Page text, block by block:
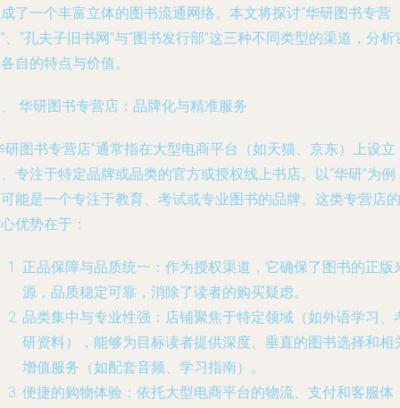
了一个丰富立体的图书流通网络。本文将探讨“华研图书专营
、“孔夫子旧书网”与“图书发行部”这三种不同类型的渠道，分析
自的特点与价值。
华研图书专营店：品牌化与精准服务
研图书专营店”通常指在大型电商平台（如天猫、京东）上设立
专注于特定品牌或品类的官方或授权线上书店。以“华研”为例
能是一个专注于教育、考试或专业图书的品牌。这类专营店的
优势在于：
正品保障与品质统一 ：作为授权渠道，它确保了图书的正版
源，品质稳定可靠，消除了读者的购买疑虑。
品类集中与专业性强 ：店铺聚焦于特定领域（如外语学习、
研资料），能够为目标读者提供深度、垂直的图书选择和相
增值服务（如配套音频、学习指南）。
便捷的购物体验 ：依托大型电商平台的物流、支付和客服体